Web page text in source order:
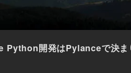
Python開発はPylanceで決ま